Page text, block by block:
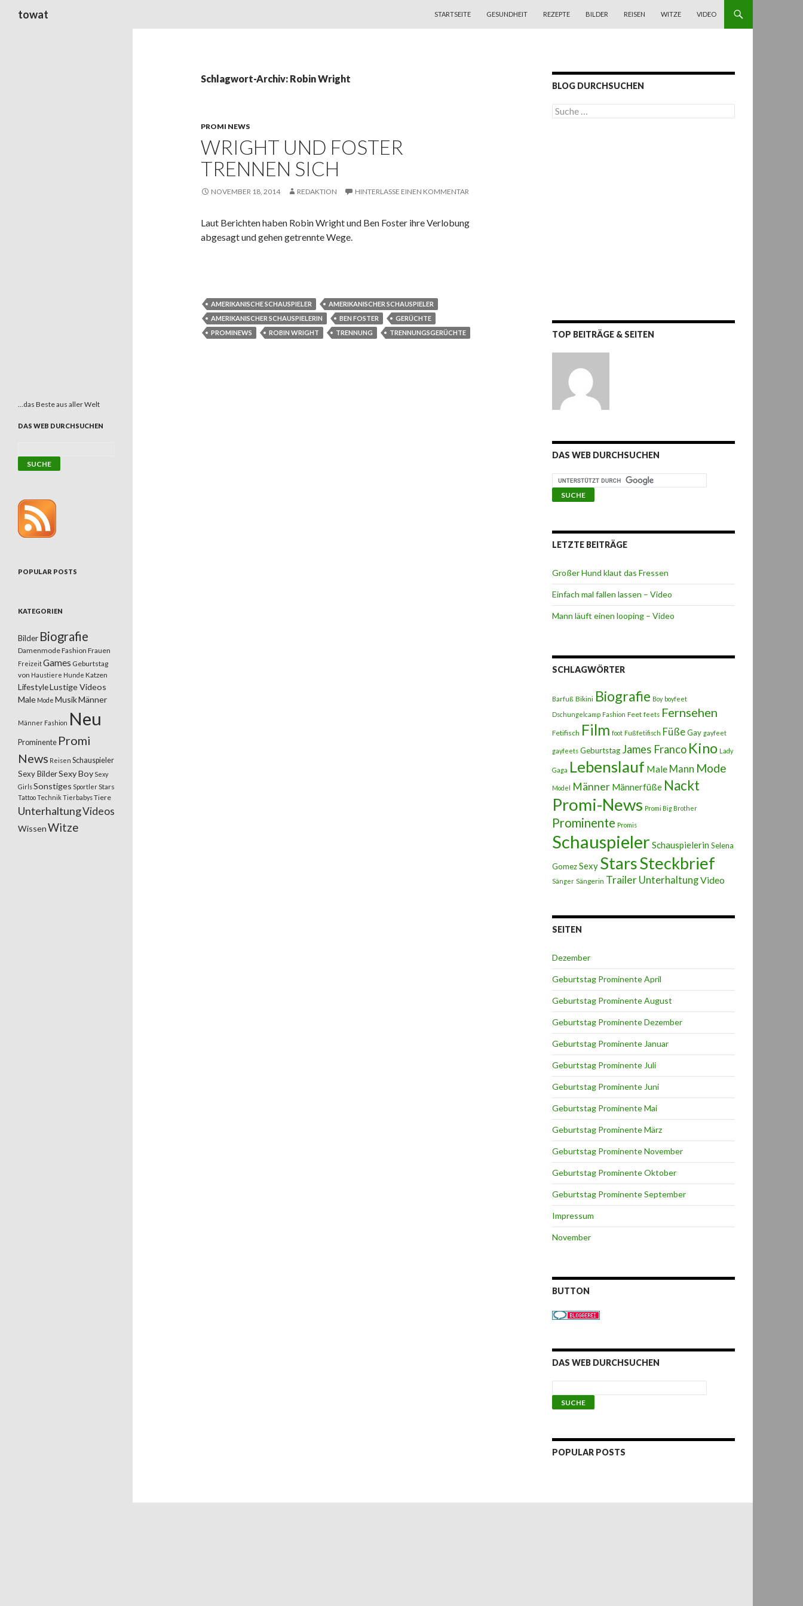
towat
STARTSEITE
GESUNDHEIT REZEPTE BILDER REISEN WITZE VIDEO
Schlagwort-Archiv: Robin Wright
PROMI NEWS
WRIGHT UND FOSTER
TRENNEN SICH
NOVEMBER 18, 2014 REDAKTION HINTERLASSE EINEN KOMMENTAR
Laut Berichten haben Robin Wright und Ben Foster ihre Verlobung
abgesagt und gehen getrennte Wege.
AMERIKANISCHE SCHAUSPIELER
AMERIKANISCHER SCHAUSPIELER
AMERIKANISCHER SCHAUSPIELERIN
BEN FOSTER
GERÜCHTE
PROMINEWS
ROBIN WRIGHT TRENNUNG TRENNUNGSGERÜCHTE
BLOG DURCHSUCHEN
S
u
TOP BEITRÄGE & SEITEN
DAS WEB DURCHSUCHEN
LETZTE BEITRÄGE
Großer Hund klaut das Fressen
Einfach mal fallen lassen – Video
Mann läuft einen looping – Video
SCHLAGWÖRTER
Barfuß Bikini Biografie Boy boyfeet
Dschungelcamp Fashion Feet feets Fernsehen
Fetifisch Film foot Fußfetifisch FüßeGay gayfeet
gayfeets Geburtstag James Franco Kino Lady
Gaga Lebenslauf Male Mann Mode
Model Männer Männerfüße Nackt
Promi-News Promi Big Brother
Prominente Promis
Schauspieler Schauspielerin Selena
GomezSexy StarsSteckbrief
Sänger Sängerin Trailer UnterhaltungVideo
SEITEN
Dezember
Geburtstag Prominente April
Geburtstag Prominente August
Geburtstag Prominente Dezember
Geburtstag Prominente Januar
Geburtstag Prominente Juli
Geburtstag Prominente Juni
Geburtstag Prominente Mai
Geburtstag Prominente März
Geburtstag Prominente November
Geburtstag Prominente Oktober
Geburtstag Prominente September
Impressum
November
BUTTON
DAS WEB DURCHSUCHEN
POPULAR POSTS
…das Beste aus aller Welt
DAS WEB DURCHSUCHEN
POPULAR POSTS
KATEGORIEN
Bilder Biografie
DamenmodeFashion Frauen
FreizeitGames Geburtstag
von Haustiere Hunde Katzen
LifestyleLustige Videos
Male Mode MusikMänner
Männer Fashion Neu
Prominente Promi
News Reisen Schauspieler
Sexy BilderSexy Boy Sexy
GirlsSonstiges SportlerStars
TattooTechnikTierbabysTiere
UnterhaltungVideos
WissenWitze